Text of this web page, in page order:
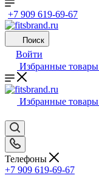
+7 909 619-69-67
Поиск
Войти
Избранные товары
Избранные товары
Телефоны
+7 909 619-69-67